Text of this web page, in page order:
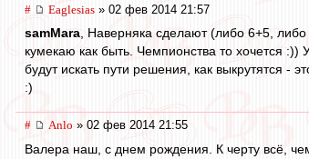
# Eaglesias » 02 фев 2014 21:57
samMara, Наверняка сделают (либо 6+5,
кумекаю как быть. Чемпионства то хочется
будут искать пути решения, как выкрутятся
:)
# Anlo » 02 фев 2014 21:55
Валера наш, с днем рождения. К черту всё,